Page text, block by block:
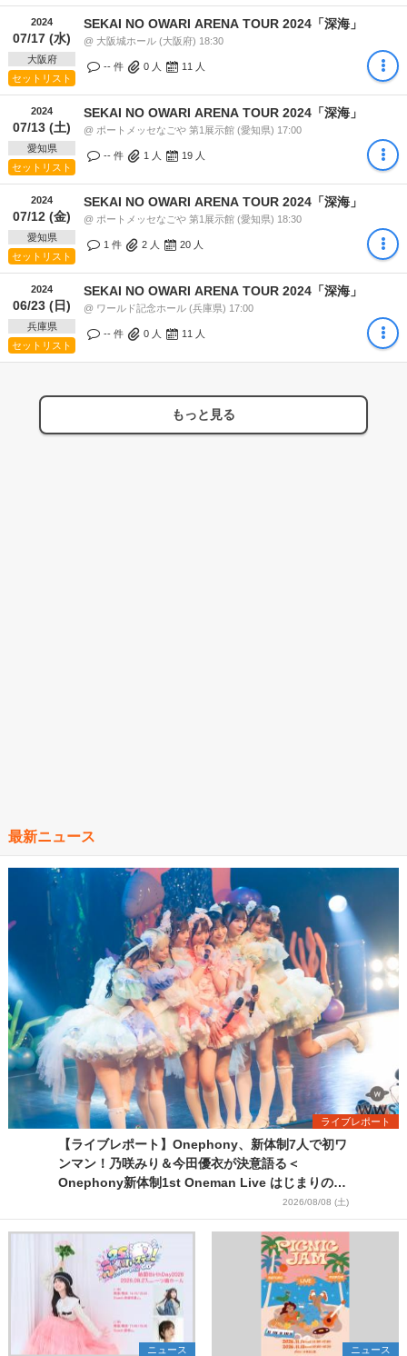
2024
07/17 (水)
大阪府
セットリスト
SEKAI NO OWARI ARENA TOUR 2024「深海」
@ 大阪城ホール (大阪府) 18:30
-- 件 0 人 11 人
2024
07/13 (土)
愛知県
セットリスト
SEKAI NO OWARI ARENA TOUR 2024「深海」
@ ポートメッセなごや 第1展示館 (愛知県) 17:00
-- 件 1 人 19 人
2024
07/12 (金)
愛知県
セットリスト
SEKAI NO OWARI ARENA TOUR 2024「深海」
@ ポートメッセなごや 第1展示館 (愛知県) 18:30
1 件 2 人 20 人
2024
06/23 (日)
兵庫県
セットリスト
SEKAI NO OWARI ARENA TOUR 2024「深海」
@ ワールド記念ホール (兵庫県) 17:00
-- 件 0 人 11 人
もっと見る
最新ニュース
ライブレポート
【ライブレポート】Onephony、新体制7人で初ワ
ンマン！乃咲みり＆今田優衣が決意語る＜
Onephony新体制1st Oneman Live はじまりの夏
2026/08/08 (土)
ニュース ニュース